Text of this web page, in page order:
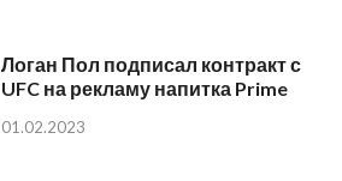
Логан Пол подписал контракт с
UFC на рекламу напитка Prime
01.02.2023